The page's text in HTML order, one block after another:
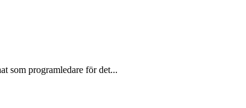
som programledare för det...